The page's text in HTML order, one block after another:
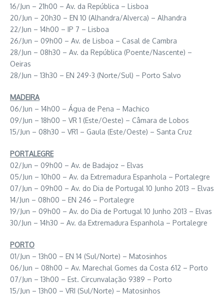
16/Jun – 21h00 – Av. da República – Lisboa
20/Jun – 20h30 – EN 10 (Alhandra/Alverca) – Alhandra
22/Jun – 14h00 – IP 7 – Lisboa
26/Jun – 09h00 – Av. de Lisboa – Casal de Cambra
28/Jun – 08h30 – Av. da República (Poente/Nascente) –
Oeiras
28/Jun – 13h30 – EN 249-3 (Norte/Sul) – Porto Salvo
MADEIRA
06/Jun – 14h00 – Água de Pena – Machico
09/Jun – 18h00 – VR 1 (Este/Oeste) – Câmara de Lobos
15/Jun – 08h30 – VR1 – Gaula (Este/Oeste) – Santa Cruz
PORTALEGRE
02/Jun – 09h00 – Av. de Badajoz – Elvas
05/Jun – 10h00 – Av. da Extremadura Espanhola – Portalegre
07/Jun – 09h00 – Av. do Dia de Portugal 10 Junho 2013 – Elvas
14/Jun – 08h00 – EN 246 – Portalegre
19/Jun – 09h00 – Av. do Dia de Portugal 10 Junho 2013 – Elvas
30/Jun – 14h30 – Av. da Extremadura Espanhola – Portalegre
PORTO
01/Jun – 13h00 – EN 14 (Sul/Norte) – Matosinhos
06/Jun – 08h00 – Av. Marechal Gomes da Costa 612 – Porto
07/Jun – 13h00 – Est. Circunvalação 9389 – Porto
15/Jun – 13h00 – VRI (Sul/Norte) – Matosinhos